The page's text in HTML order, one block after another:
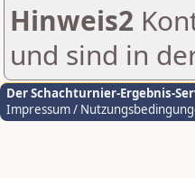
Hinweis2
und sind in
Der Schachturnier-Ergebnis-
Impressum /